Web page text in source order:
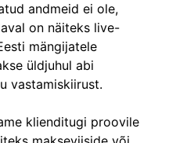
andmeid ei ole,
on näiteks live-
mängijatele
üldjuhul abi
vastamiskiirust.
klienditugi proovile